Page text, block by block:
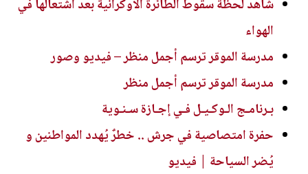
شاهد لحظة سقوط الطائرة الأوكرانية بعد اشتعالها في
الهواء
مدرسة الموقر ترسم أجمل منظر – فيديو وصور
مدرسة الموقر ترسم أجمل منظر
بـرنامـج الـوكـيـل فـي إجـازة سـنـوية
حفرة امتصاصية في جرش .. خطرٌ يُهدد المواطنين و
يُضر السياحة | فيديو